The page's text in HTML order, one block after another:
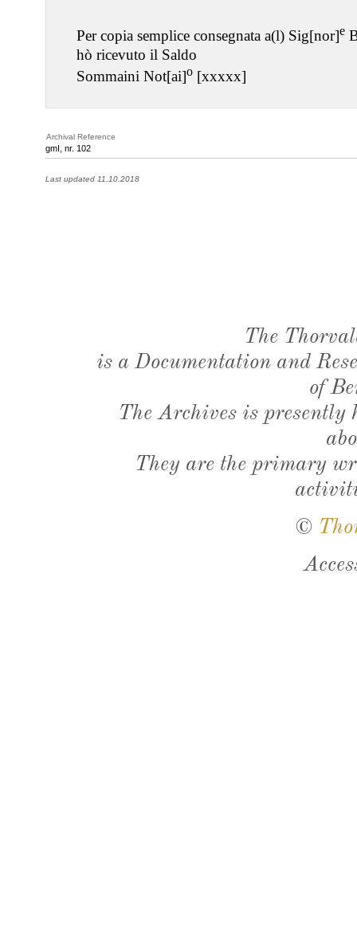
Per copia semplice consegnata a(l) Sig[nor]e
hò ricevuto il Saldo
Sommaini Not[ai]o [xxxxx]
Archival Reference
gmI, nr. 102
Last updated 11.10.2018
The
is a Documentation and
of
The Archives is presently
They are the primary
©